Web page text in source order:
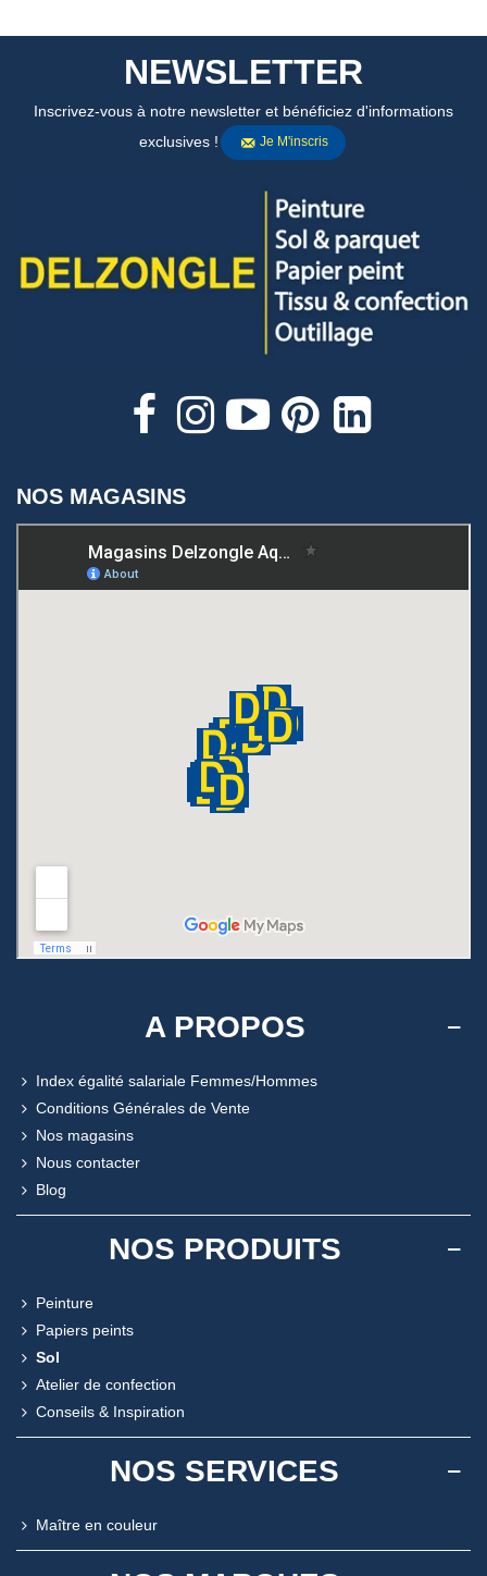
NEWSLETTER
Inscrivez-vous à notre newsletter et bénéficiez d'informations
exclusives !
Je M'inscris
NOS MAGASINS
A PROPOS
Index égalité salariale Femmes/Hommes
Conditions Générales de Vente
Nos magasins
Nous contacter
Blog
NOS PRODUITS
Peinture
Papiers peints
Sol
Atelier de confection
Conseils & Inspiration
NOS SERVICES
Maître en couleur